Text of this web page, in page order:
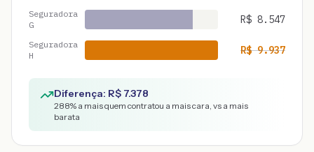
Seguradora
G
R$ 8.547
Seguradora
H
R$9.937
Diferença: R$ 7.378
288% a mais quem contratou a mais cara, vs a mais
barata